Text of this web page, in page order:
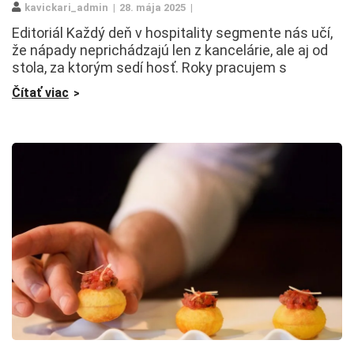
kavickari_admin 28. mája 2025
Editoriál Každý deň v hospitality segmente nás učí,
že nápady neprichádzajú len z kancelárie, ale aj od
stola, za ktorým sedí hosť. Roky pracujem s
Čítať viac